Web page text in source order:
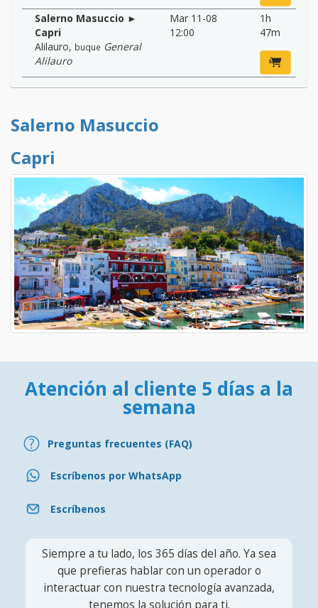
Salerno Masuccio ►
Capri
Alilauro, buque General
Alilauro
Mar 11-08
12:00
1h
47m
Salerno Masuccio
Capri
Atención al cliente 5 días a la
semana
Preguntas frecuentes (FAQ)
Escríbenos por WhatsApp
Escríbenos
Siempre a tu lado, los 365 días del año. Ya sea
que prefieras hablar con un operador o
interactuar con nuestra tecnología avanzada,
tenemos la solución para ti.